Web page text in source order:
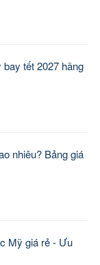
tết 2027 hãng
nhiêu? Bảng giá
Mỹ giá rẻ - Ưu